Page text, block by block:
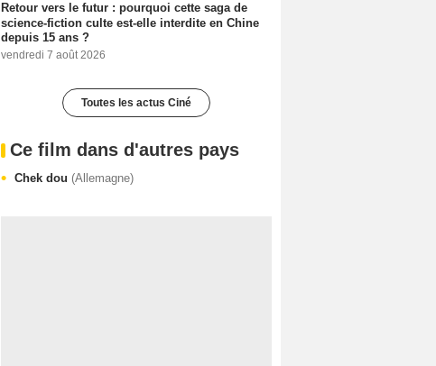
Retour vers le futur : pourquoi cette saga de
science-fiction culte est-elle interdite en Chine
depuis 15 ans ?
vendredi 7 août 2026
Toutes les actus Ciné
Ce film dans d'autres pays
Chek dou (Allemagne)